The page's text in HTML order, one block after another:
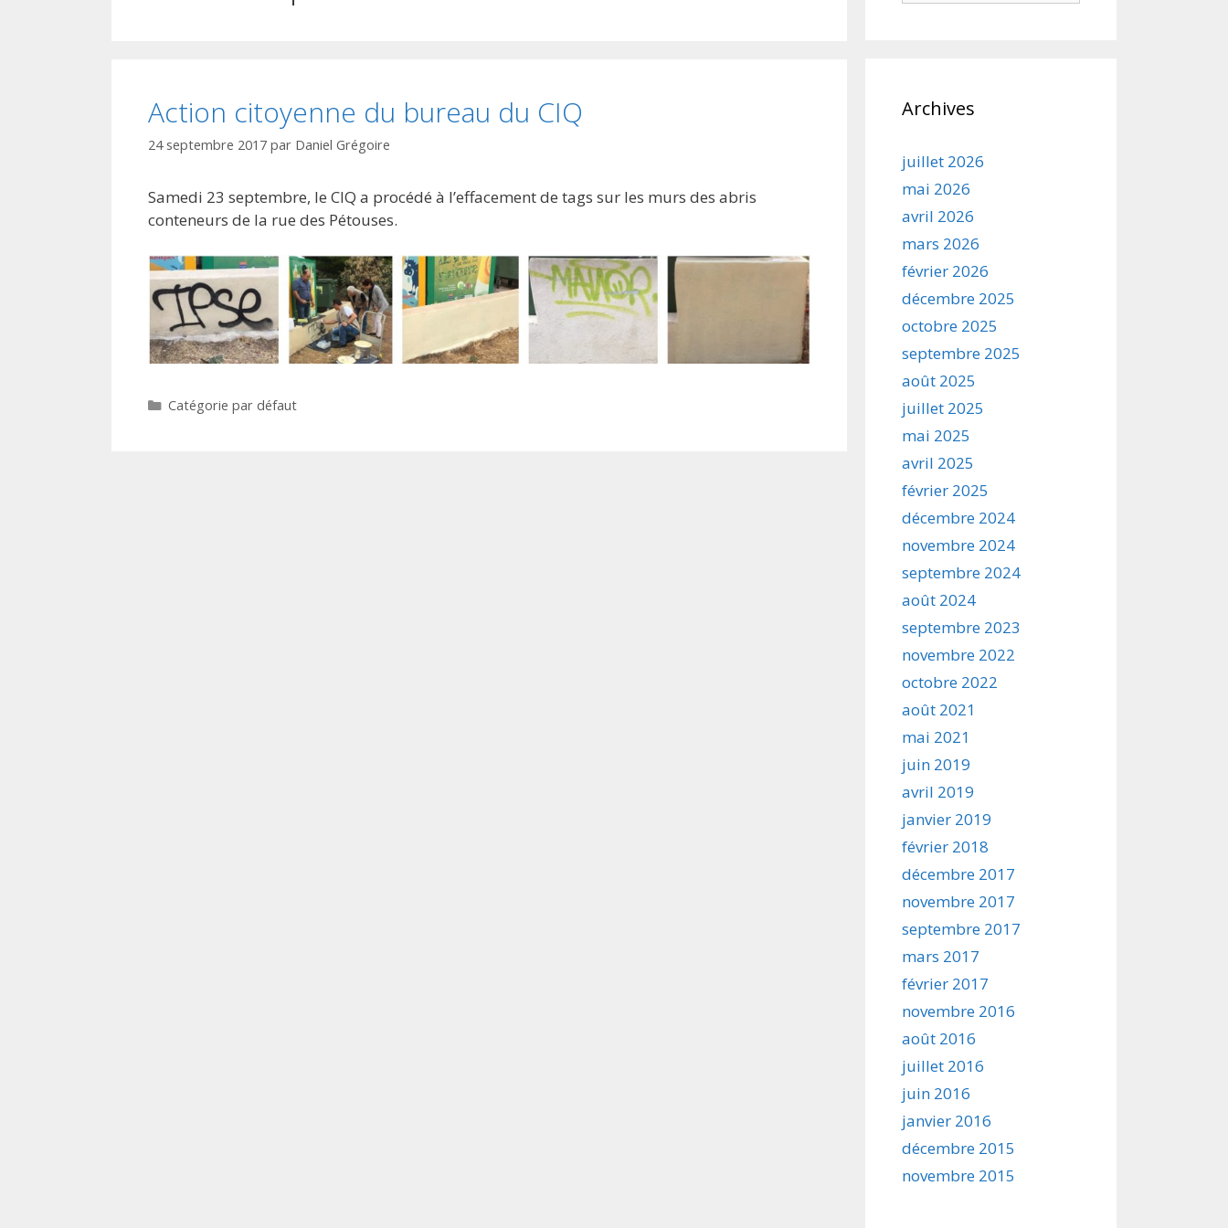
Action citoyenne du bureau du CIQ
24 septembre 2017 par Daniel Grégoire
Samedi 23 septembre, le CIQ a procédé à l’effacement de tags sur les murs des abris
conteneurs de la rue des Pétouses.
Catégories
Catégorie par défaut
Archives
juillet 2026
mai 2026
avril 2026
mars 2026
février 2026
décembre 2025
octobre 2025
septembre 2025
août 2025
juillet 2025
mai 2025
avril 2025
février 2025
décembre 2024
novembre 2024
septembre 2024
août 2024
septembre 2023
novembre 2022
octobre 2022
août 2021
mai 2021
juin 2019
avril 2019
janvier 2019
février 2018
décembre 2017
novembre 2017
septembre 2017
mars 2017
février 2017
novembre 2016
août 2016
juillet 2016
juin 2016
janvier 2016
décembre 2015
novembre 2015